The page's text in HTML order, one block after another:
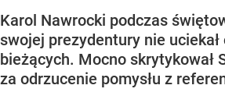
Karol Nawrocki podczas
swojej prezydentury nie
bieżących. Mocno skrytykował
za odrzucenie pomysłu z